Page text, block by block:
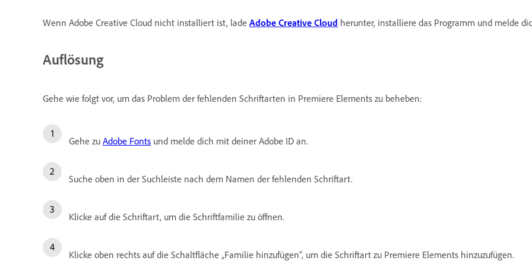
Wenn Adobe Creative Cloud nicht installiert ist, lade Adobe Creative Cloud herunter, installiere das Programm und melde
Auflösung
Gehe wie folgt vor, um das Problem der fehlenden Schriftarten in Premiere Elements zu beheben:
Gehe zu Adobe Fonts und melde dich mit deiner Adobe ID an.
Suche oben in der Suchleiste nach dem Namen der fehlenden Schriftart.
Klicke auf die Schriftart, um die Schriftfamilie zu öffnen.
Klicke oben rechts auf die Schaltfläche „Familie hinzufügen“, um die Schriftart zu Premiere Elements hinzuzufügen.